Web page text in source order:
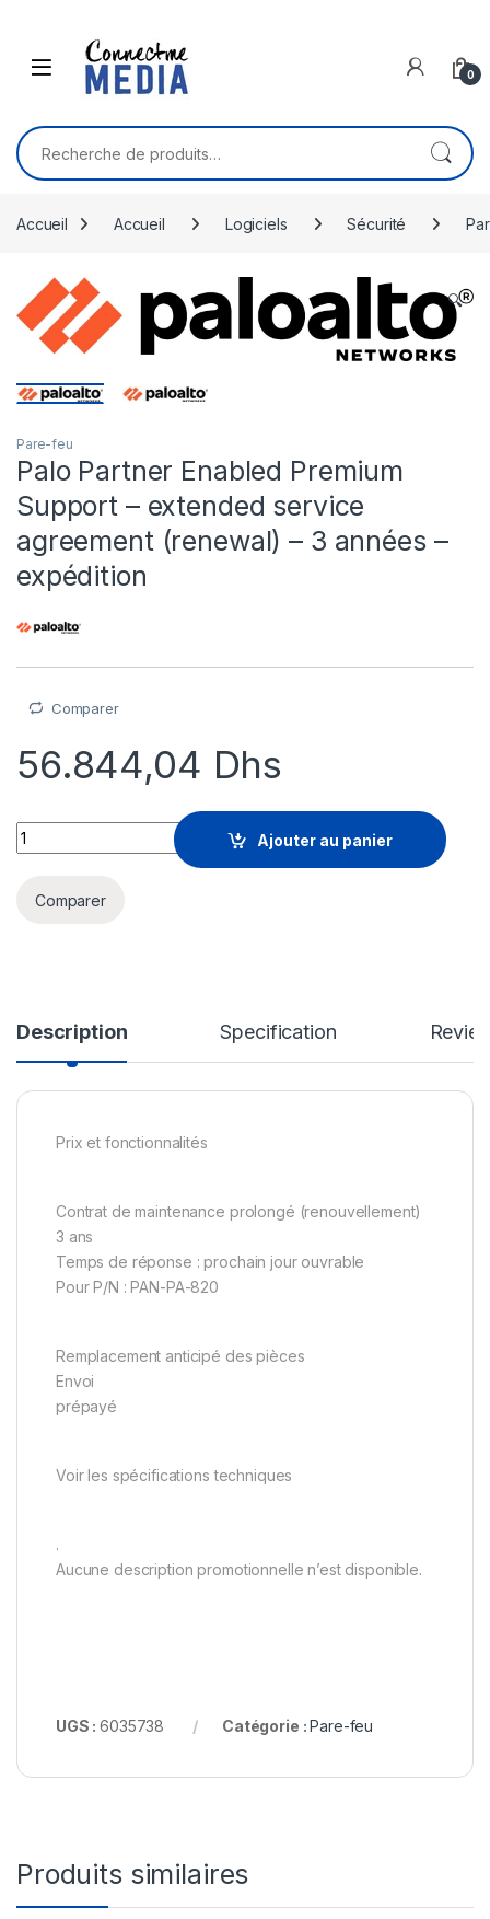
0
Recherche pour :
Accueil Accueil Logiciels Sécurité
🔍
Pare-feu
Palo Partner Enabled Premium
Support – extended service
agreement (renewal) – 3 années –
expédition
Comparer
56.844,04 Dhs
Palo Partner Enabled Premium Support - extended service
Ajouter au panier
Comparer
Description Specification
Prix et fonctionnalités
Contrat de maintenance prolongé (renouvellement)
3 ans
Temps de réponse : prochain jour ouvrable
Pour P/N : PAN-PA-820
Remplacement anticipé des pièces
Envoi
prépayé
Voir les spécifications techniques
.
Aucune description promotionnelle n’est disponible.
UGS :6035738 Catégorie :Pare-feu
Produits similaires